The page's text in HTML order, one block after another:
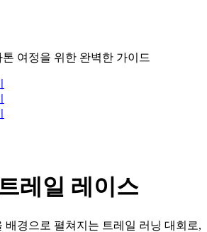
톤 여정을 위한 완벽한 가이드
레일 레이스
배경으로 펼쳐지는 트레일 러닝 대회로,